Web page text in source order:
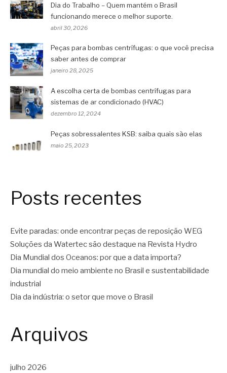
Dia do Trabalho – Quem mantém o Brasil
funcionando merece o melhor suporte.
abril 30, 2026
Peças para bombas centrífugas: o que você precisa
saber antes de comprar
janeiro 28, 2025
A escolha certa de bombas centrífugas para
sistemas de ar condicionado (HVAC)
dezembro 12, 2024
Peças sobressalentes KSB: saiba quais são elas
maio 25, 2023
Posts recentes
Evite paradas: onde encontrar peças de reposição WEG
Soluções da Watertec são destaque na Revista Hydro
Dia Mundial dos Oceanos: por que a data importa?
Dia mundial do meio ambiente no Brasil e sustentabilidade
industrial
Dia da indústria: o setor que move o Brasil
Arquivos
julho 2026